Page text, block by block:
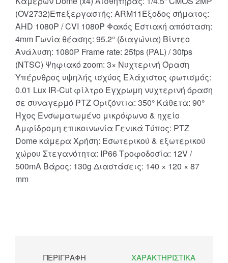
(OV2732)Επεξεργαστής: ARM11Έξοδος σήματος:
AHD 1080P / CVI 1080P Φακός Εστιακή απόσταση:
4mm Γωνία θέασης: 95.2° (διαγώνια) Βίντεο
Ανάλυση: 1080P Frame rate: 25fps (PAL) / 30fps
(NTSC) Ψηφιακό zoom: 3× Νυχτερινή Όραση
Υπέρυθρος υψηλής ισχύος Ελάχιστος φωτισμός:
0.01 Lux IR-Cut φίλτρο Έγχρωμη νυχτερινή όραση
σε συναγερμό PTZ Οριζόντια: 350° Κάθετα: 90°
Ήχος Ενσωματωμένο μικρόφωνο & ηχείο
Αμφίδρομη επικοινωνία Γενικά Τύπος: PTZ
Dome κάμερα Χρήση: Εσωτερικού & εξωτερικού
χώρου Στεγανότητα: IP66 Τροφοδοσία: 12V /
500mA Βάρος: 130g Διαστάσεις: 140 × 120 × 87
mm
ΠΕΡΙΓΡΑΦΉ ΧΑΡΑΚΤΗΡΙΣΤΙΚΆ